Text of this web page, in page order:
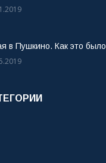
в Пушкино. Как это было